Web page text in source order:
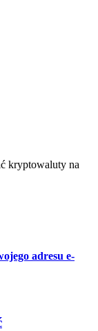
itp.
kryptowaluty na
adresu e-